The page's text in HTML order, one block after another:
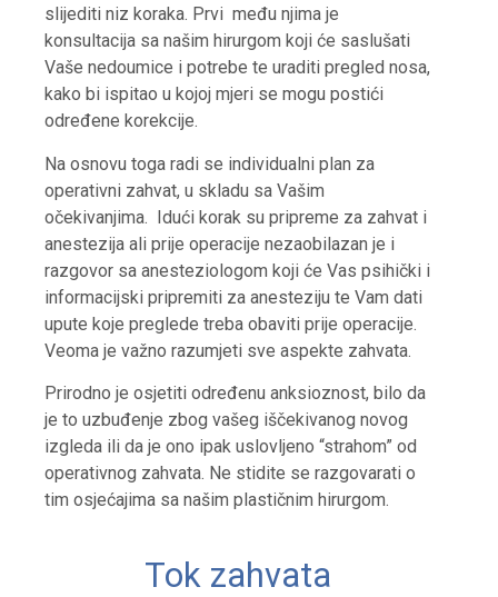
slijediti niz koraka. Prvi među njima je
konsultacija sa našim hirurgom koji će saslušati
Vaše nedoumice i potrebe te uraditi pregled nosa,
kako bi ispitao u kojoj mjeri se mogu postići
određene korekcije.
Na osnovu toga radi se individualni plan za
operativni zahvat, u skladu sa Vašim
očekivanjima. Idući korak su pripreme za zahvat i
anestezija ali prije operacije nezaobilazan je i
razgovor sa anesteziologom koji će Vas psihički i
informacijski pripremiti za anesteziju te Vam dati
upute koje preglede treba obaviti prije operacije.
Veoma je važno razumjeti sve aspekte zahvata.
Prirodno je osjetiti određenu anksioznost, bilo da
je to uzbuđenje zbog vašeg iščekivanog novog
izgleda ili da je ono ipak uslovljeno “strahom” od
operativnog zahvata. Ne stidite se razgovarati o
tim osjećajima sa našim plastičnim hirurgom.
Tok zahvata